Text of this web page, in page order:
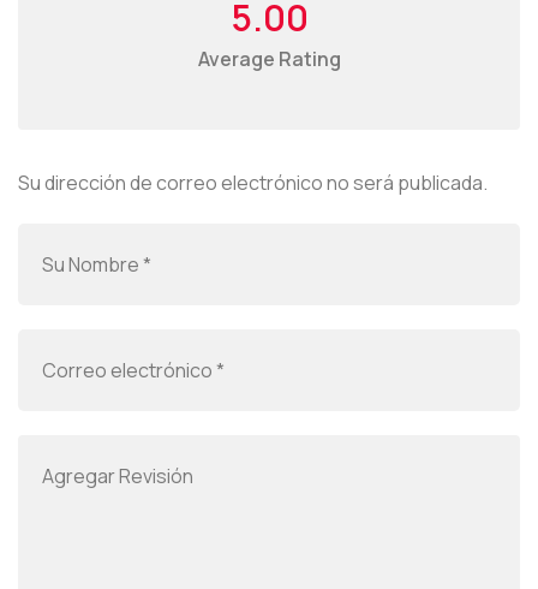
5.00
Average Rating
Su dirección de correo electrónico no será publicada.